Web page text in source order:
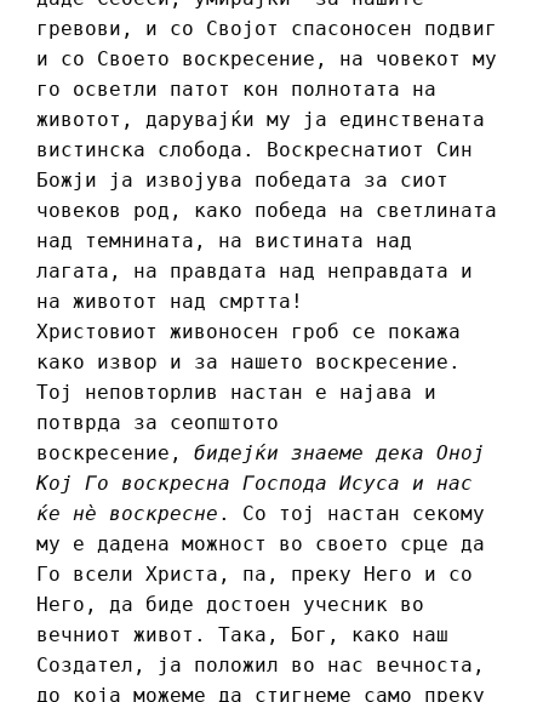
гревови, и со Својот спасоносен подвиг
и со Своето воскресение, на човекот му
го осветли патот кон полнотата на
животот, дарувајќи му ја единствената
вистинска слобода. Воскреснатиот Син
Божји ја извојува победата за сиот
човеков род, како победа на светлината
над темнината, на вистината над
лагата, на правдата над неправдата и
на животот над смртта!
Христовиот живоносен гроб се покажа
како извор и за нашето воскресение.
Тој неповторлив настан е најава и
потврда за сеопштото
воскресение, бидејќи знаеме дека Оној
Кој Го воскресна Господа Исуса и нас
ќе нè воскресне . Со тој настан секому
му е дадена можност во своето срце да
Го всели Христа, па, преку Него и со
Него, да биде достоен учесник во
вечниот живот. Така, Бог, како наш
Создател, ја положил во нас вечноста,
до која можеме да стигнеме само преку